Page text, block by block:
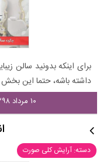
برای اینکه بدونید سالن
داشته باشه، حتما این بخش
۱۰ مرداد ۱۳۹۸ - ۱۳:۵۹
دسته: آرایش کلی صورت